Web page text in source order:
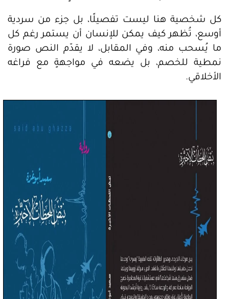
كل شخصية هنا ليست تفصيلًا، بل جزء من سردية
أوسع، تُظهر كيف يمكن للإنسان أن يستمر رغم كل
ما يُسحب منه، وفي المقابل، لا يقدّم النص صورة
نمطية للخصم، بل يضعه في مواجهةٍ مع فراغه
الأخلاقي.